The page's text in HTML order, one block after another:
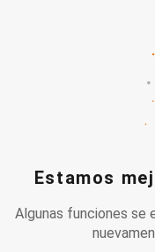
Estamos
Algunas funciones se